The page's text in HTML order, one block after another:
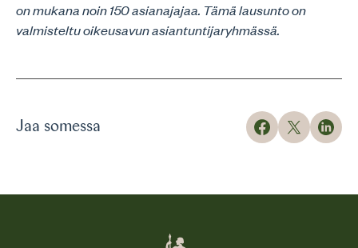
on mukana noin 150 asianajajaa. Tämä lausunto on
valmisteltu oikeusavun asiantuntijaryhmässä.
Jaa somessa